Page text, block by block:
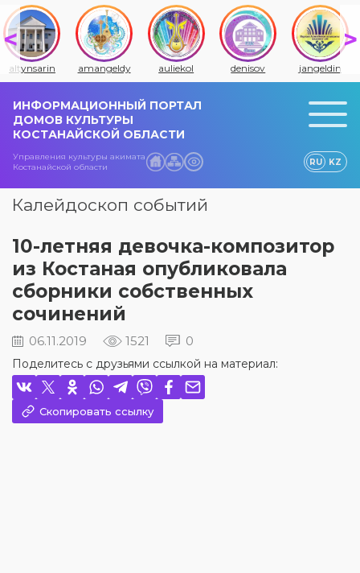
altynsarin amangeldy auliekol denisov jangeldin
ИНФОРМАЦИОННЫЙ ПОРТАЛ
ДОМОВ КУЛЬТУРЫ
КОСТАНАЙСКОЙ ОБЛАСТИ
Управления культуры акимата
Костанайской области
RU KZ
Калейдоскоп событий
10-летняя девочка-композитор
из Костаная опубликовала
сборники собственных
сочинений
06.11.2019 1521 0
Поделитесь с друзьями ссылкой на материал:
Скопировать ссылку